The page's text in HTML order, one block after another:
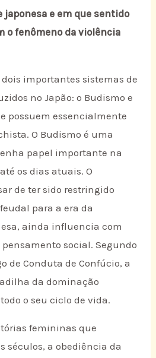
japonesa e em que sentido
o fenômeno da violência
dois importantes sistemas de
no Japão: o Budismo e
possuem essencialmente
O Budismo é uma
papel importante na
os dias atuais. O
de ter sido restringido
para a era da
ainda influencia com
pensamento social. Segundo
de Conduta de Confúcio, a
da dominação
o seu ciclo de vida.
femininas que
séculos, a obediência da